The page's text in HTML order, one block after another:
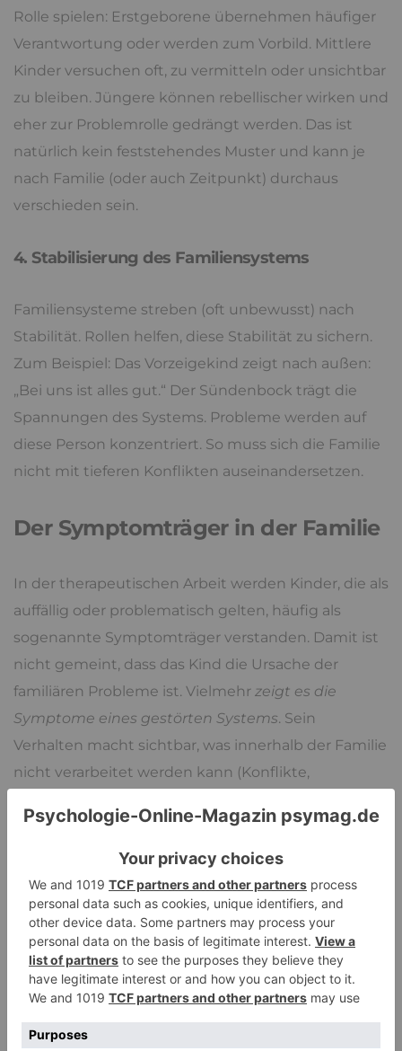
Rolle spielen: Erstgeborene übernehmen häufiger
Verantwortung oder werden zum Vorbild. Mittlere
Kinder versuchen oft, zu vermitteln oder unsichtbar
zu bleiben. Jüngere können rebellischer wirken und
eher zur Problemrolle gedrängt werden. Das ist
natürlich kein feststehendes Muster und kann je
nach Familie (oder auch Zeitpunkt) durchaus
verschieden sein.
4. Stabilisierung des Familiensystems
Familiensysteme streben (oft unbewusst) nach
Stabilität. Rollen helfen, diese Stabilität zu sichern.
Zum Beispiel: Das Vorzeigekind zeigt nach außen:
„Bei uns ist alles gut.“ Der Sündenbock trägt die
Spannungen des Systems. Probleme werden auf
diese Person konzentriert. So muss sich die Familie
nicht mit tieferen Konflikten auseinandersetzen.
Der Symptomträger in der Familie
In der therapeutischen Arbeit werden Kinder, die als
auffällig oder problematisch gelten, häufig als
sogenannte Symptomträger verstanden. Damit ist
nicht gemeint, dass das Kind die Ursache der
familiären Probleme ist. Vielmehr zeigt es die
Symptome eines gestörten Systems. Sein
Verhalten macht sichtbar, was innerhalb der Familie
nicht verarbeitet werden kann (Konflikte,
verdeckte Bedürfnisse etc.).
Der Fokus in der Therapie liegt daher nicht allein auf
dem Kind, sondern auf den familiären Dynamiken,
die das Symptom hervorgebracht haben. In diesem
Sinne ist dasVerhaltenkein individuelles Defizit,
sondern einHinweis auf strukturelle Belastungen
Ungleichgewichte innerhalb solcher Familien